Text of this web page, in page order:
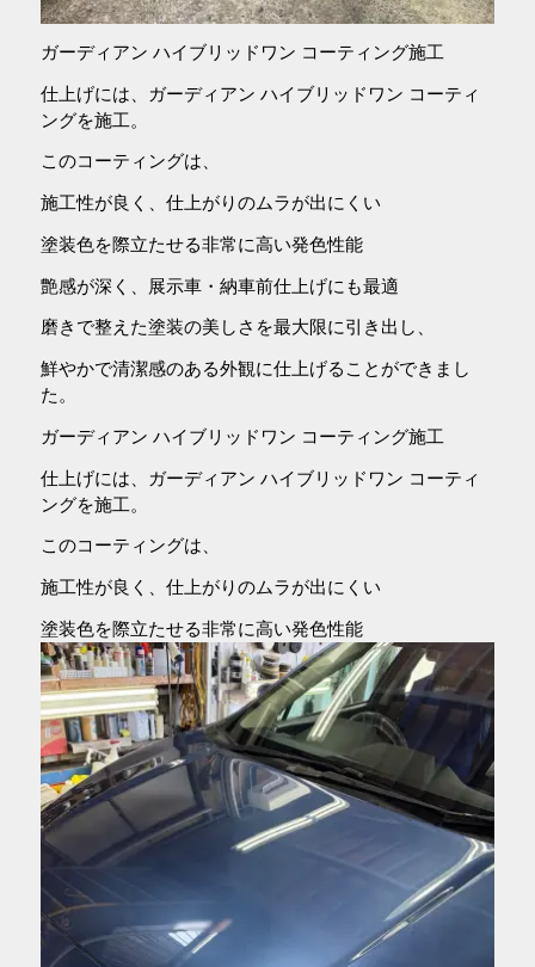
ガーディアン ハイブリッドワン コーティング施工
仕上げには、ガーディアン ハイブリッドワン コーティ
ングを施工。
このコーティングは、
施工性が良く、仕上がりのムラが出にくい
塗装色を際立たせる非常に高い発色性能
艶感が深く、展示車・納車前仕上げにも最適
磨きで整えた塗装の美しさを最大限に引き出し、
鮮やかで清潔感のある外観に仕上げることができまし
た。
ガーディアン ハイブリッドワン コーティング施工
仕上げには、ガーディアン ハイブリッドワン コーティ
ングを施工。
このコーティングは、
施工性が良く、仕上がりのムラが出にくい
塗装色を際立たせる非常に高い発色性能